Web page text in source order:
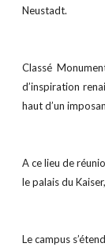
Neustadt.
Classé
d’inspiration
haut d’un
A ce lieu de
le palais du
Le campus